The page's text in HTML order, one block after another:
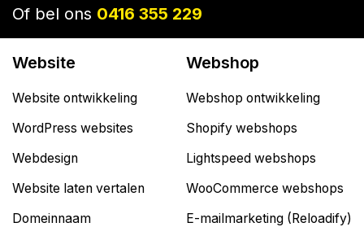
Of bel ons 0416 355 229
Website
Website ontwikkeling
WordPress websites
Webdesign
Website laten vertalen
Domeinnaam
Webshop
Webshop ontwikkeling
Shopify webshops
Lightspeed webshops
WooCommerce webshops
E-mailmarketing (Reloadify)